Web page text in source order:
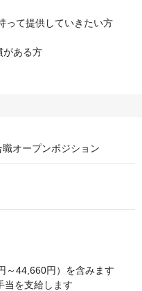
って提供していきたい方
がある方
オープンポジション
～44,660円）を含みます
当を支給します